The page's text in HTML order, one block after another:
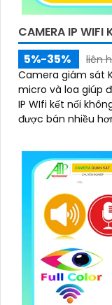
CAMERA IP WIFI
5%-35%
liên
Camera giám sát
micro và loa giúp
IP WIfi kết nối không dây. Điểm làm cho
được bán nhiều